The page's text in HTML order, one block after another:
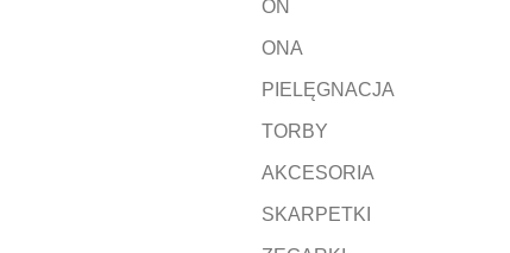
ON
ONA
PIELĘGNACJA
TORBY
AKCESORIA
SKARPETKI